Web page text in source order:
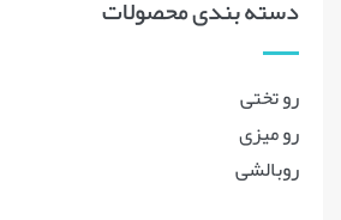
دسته بندی محصولات
رو تختی
رو میزی
روبالشی